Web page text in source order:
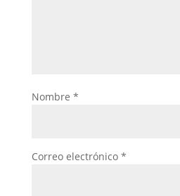
Nombre *
Correo electrónico *